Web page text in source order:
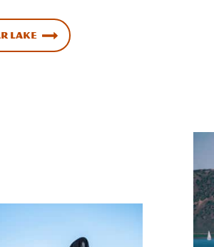
Lake